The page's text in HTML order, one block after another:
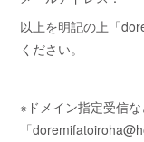
以上を明記の上「
ください。
※ドメイン指定受信
「